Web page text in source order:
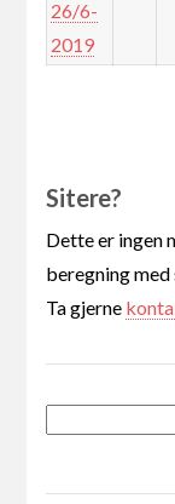
26/6-
2019
Sitere?
Dette er ingen
beregning
Ta gjerne